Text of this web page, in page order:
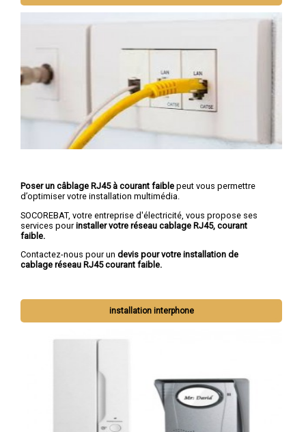
Poser un câblage RJ45 à courant faible peut vous permettre
d’optimiser votre installation multimédia.
SOCOREBAT, votre entreprise d'électricité, vous propose ses
services pourinstaller votre réseau cablage RJ45, courant
faible.
Contactez-nous pour un devis pour votre installation de
cablage réseau RJ45 courant faible.
installation interphone